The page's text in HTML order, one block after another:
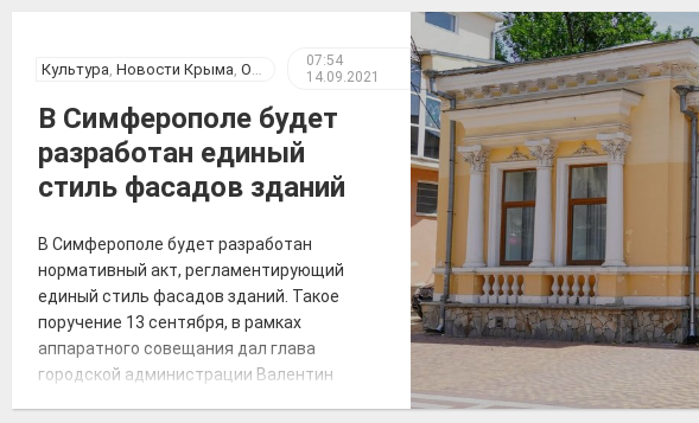
которые жили на территории Крыма в
третье веке нашей эры. «Большинство
найденных […]
Культура Новости Крыма Общество
07:54
14.09.2021
В Симферополе будет
разработан единый
стиль фасадов зданий
В Симферополе будет разработан
нормативный акт, регламентирующий
единый стиль фасадов зданий. Такое
поручение 13 сентября, в рамках
аппаратного совещания дал глава
городской администрации Валентин